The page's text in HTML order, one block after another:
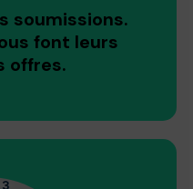
soumissions.
font leurs
offres.